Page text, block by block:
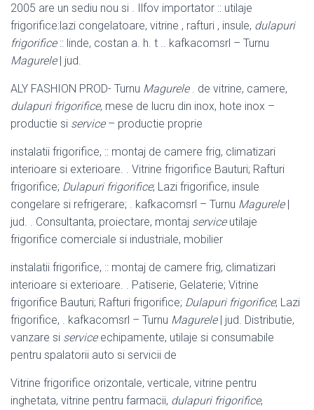
2005 are un sediu nou si . Ilfov importator :: utilaje
frigorifice:lazi congelatoare, vitrine , rafturi , insule, dulapuri
frigorifice:: linde, costan a. h. t .. kafkacomsrl – Turnu
Magurele| jud.
ALY FASHION PROD- Turnu Magurele. de vitrine, camere,
dulapuri frigorifice, mese de lucru din inox, hote inox –
productie si service– productie proprie
instalatii frigorifice, :: montaj de camere frig, climatizari
interioare si exterioare. . Vitrine frigorifice Bauturi; Rafturi
frigorifice; Dulapuri frigorifice; Lazi frigorifice, insule
congelare si refrigerare; . kafkacomsrl – Turnu Magurele|
jud. . Consultanta, proiectare, montaj serviceutilaje
frigorifice comerciale si industriale, mobilier
instalatii frigorifice, :: montaj de camere frig, climatizari
interioare si exterioare. . Patiserie, Gelaterie; Vitrine
frigorifice Bauturi; Rafturi frigorifice; Dulapuri frigorifice; Lazi
frigorifice, . kafkacomsrl – Turnu Magurele| jud. Distributie,
vanzare si serviceechipamente, utilaje si consumabile
pentru spalatorii auto si servicii de
Vitrine frigorifice orizontale, verticale, vitrine pentru
inghetata, vitrine pentru farmacii, dulapuri frigorifice,